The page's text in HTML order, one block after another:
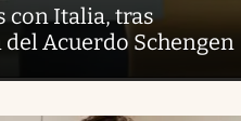
con Italia, tras
Acuerdo Schengen